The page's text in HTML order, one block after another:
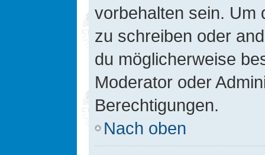
vorbehalten sein. Um
zu schreiben oder
du möglicherweise
Moderator oder
Berechtigungen.
Nach oben